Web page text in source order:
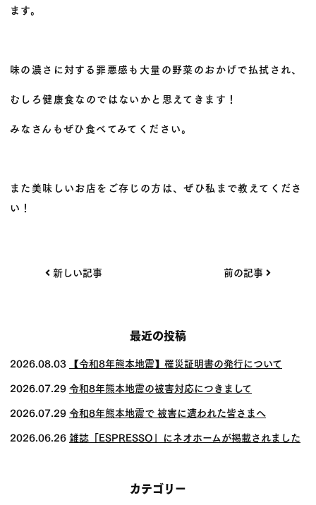
ます。
味の濃さに対する罪悪感も大量の野菜のおかげで払拭され、
むしろ健康食なのではないかと思えてきます！
みなさんもぜひ食べてみてください。
また美味しいお店をご存じの方は、ぜひ私まで教えてくださ
い！
投
ゲー
ショ
ン
前の記事
新しい記事
最近の投稿
2026.08.03 【令和8年熊本地震】罹災証明書の発行について
2026.07.29令和8年熊本地震の被害対応につきまして
2026.07.29令和8年熊本地震で 被害に遭われた皆さまへ
2026.06.26雑誌「ESPRESSO」にネオホームが掲載されました
カテゴリー